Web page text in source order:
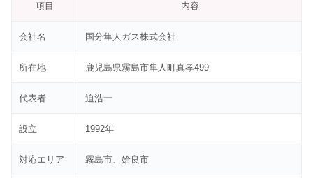
項目 内容
会社名 国分隼人ガス株式会社
所在地 鹿児島県霧島市隼人町真孝499
代表者 迫浩一
設立 1992年
対応エリア 霧島市、姶良市